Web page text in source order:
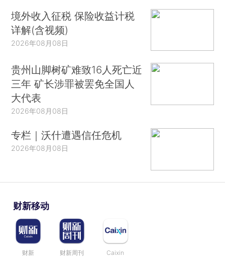
境外收入征税 保险收益计税
详解(含视频)
2026年08月08日
贵州山脚树矿难致16人死亡近
三年 矿长涉罪被罢免全国人
大代表
2026年08月08日
专栏｜沃什遭遇信任危机
2026年08月08日
财新移动
财新 财新周刊 Caixin